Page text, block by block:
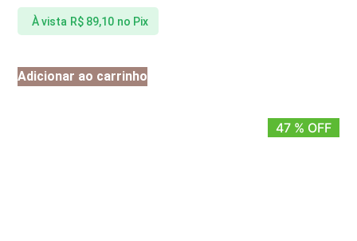
À vista R$89,10 no Pix
Adicionar ao carrinho
47 % OFF